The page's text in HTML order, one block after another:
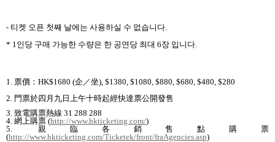
- 티켓 오픈 첫째 날에는 사용하실 수 없습니다
* 1인당 구매 가능한 수량은 한 공연당 최대 6장 입니다.
1. 票價 ：HK$1680 (企／坐), $1380, $1080, $880, $680, $480, $280
2. 門票於四月九日上午十時起經快達票公開發售
3. 致電購票熱線 31 288 288
4. 網上購票 (http://www.hkticketing.com/)
5. 親臨各銷售點購票
(http://www.hkticketing.com/Ticketek/front/fraAgencies.asp)